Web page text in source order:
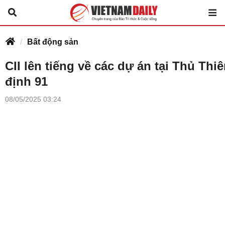
Bất động sản
CII lên tiếng về các dự án tại Thủ
định 91
08/05/2025 03:24